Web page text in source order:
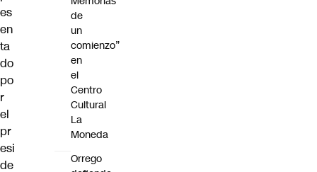
es
en
ta
do
po
r
el
pr
esi
de
de
un
comienzo”
en
el
Centro
Cultural
La
Moneda
Orrego